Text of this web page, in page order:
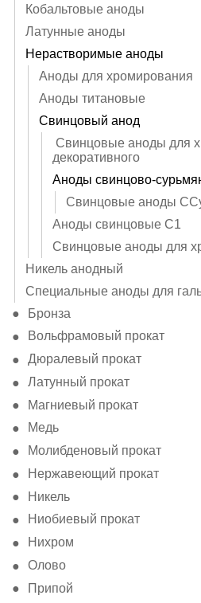
Кобальтовые аноды
Латунные аноды
Нерастворимые аноды
Аноды для хромирования
Аноды титановые
Свинцовый анод
Свинцовые аноды для
декоративного
Аноды свинцово-
Свинцовые аноды
Аноды свинцовые С1
Свинцовые аноды для
Никель анодный
Специальные аноды для
Бронза
Вольфрамовый прокат
Дюралевый прокат
Латунный прокат
Магниевый прокат
Медь
Молибденовый прокат
Нержавеющий прокат
Никель
Ниобиевый прокат
Нихром
Олово
Припой